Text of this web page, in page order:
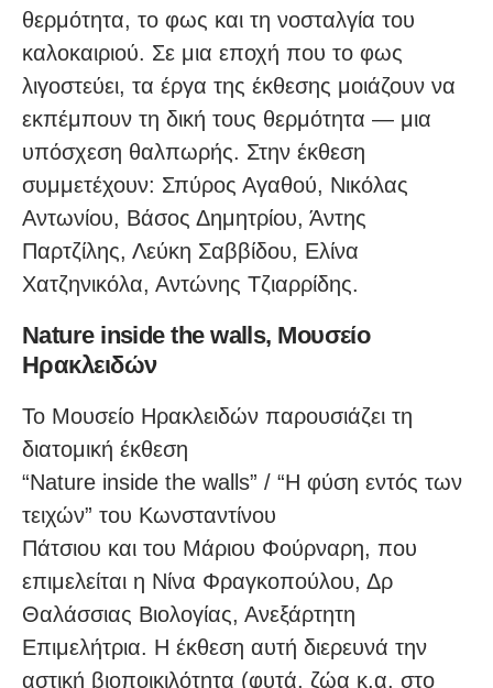
θερμότητα, το φως και τη νοσταλγία του
καλοκαιριού. Σε μια εποχή που το φως
λιγοστεύει, τα έργα της έκθεσης μοιάζουν να
εκπέμπουν τη δική τους θερμότητα — μια
υπόσχεση θαλπωρής. Στην έκθεση
συμμετέχουν: Σπύρος Αγαθού, Νικόλας
Αντωνίου, Βάσος Δημητρίου, Άντης
Παρτζίλης, Λεύκη Σαββίδου, Ελίνα
Χατζηνικόλα, Αντώνης Τζιαρρίδης.
Nature inside the walls, Μουσείο
Ηρακλειδών
Το Μουσείο Ηρακλειδών παρουσιάζει τη
διατομική έκθεση
“Nature inside the walls” / “Η φύση εντός των
τειχών” του Κωνσταντίνου
Πάτσιου και του Μάριου Φούρναρη, που
επιμελείται η Νίνα Φραγκοπούλου, Δρ
Θαλάσσιας Βιολογίας, Ανεξάρτητη
Επιμελήτρια. Η έκθεση αυτή διερευνά την
αστική βιοποικιλότητα (φυτά, ζώα κ.α. στο